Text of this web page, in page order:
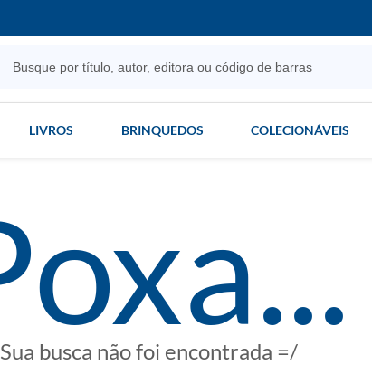
LIVROS BRINQUEDOS COLECIONÁVEIS
poxa...
Sua busca não foi encontrada =/